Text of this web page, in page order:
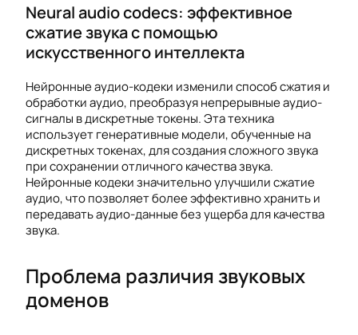
Neural audio codecs: эффективное
сжатие звука с помощью
искусственного интеллекта
Нейронные аудио-кодеки изменили способ сжатия и
обработки аудио, преобразуя непрерывные аудио-
сигналы в дискретные токены. Эта техника
использует генеративные модели, обученные на
дискретных токенах, для создания сложного звука
при сохранении отличного качества звука.
Нейронные кодеки значительно улучшили сжатие
аудио, что позволяет более эффективно хранить и
передавать аудио-данные без ущерба для качества
звука.
Проблема различия звуковых
доменов